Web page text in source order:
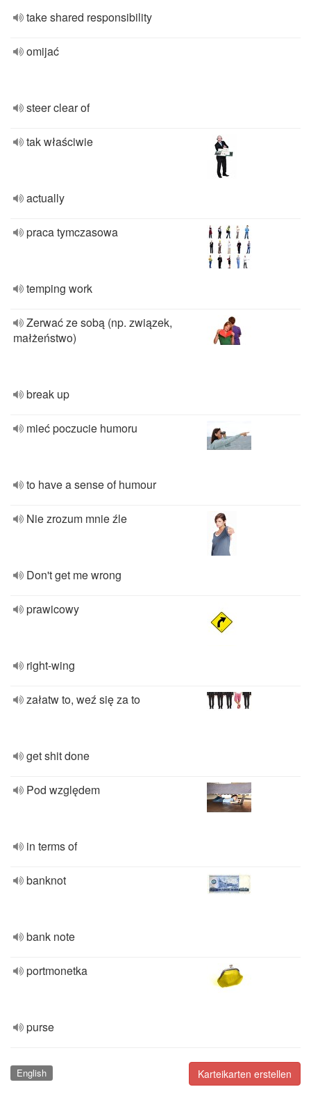
take shared responsibility
omijać
steer clear of
tak właściwie
actually
praca tymczasowa
temping work
Zerwać ze sobą (np. związek,
małżeństwo)
break up
mieć poczucie humoru
to have a sense of humour
Nie zrozum mnie źle
Don't get me wrong
prawicowy
right-wing
załatw to, weź się za to
get shit done
Pod względem
in terms of
banknot
bank note
portmonetka
purse
Karteikarten erstellen
English